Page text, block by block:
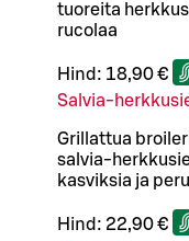
tuoreita
rucolaa
Hind: 18,90 €
Salvia-
Grillattua
salvia-
kasviksia ja
Hind: 22,90 €